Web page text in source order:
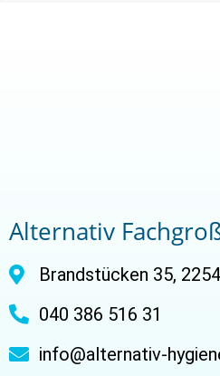
Alternativ
Brandstücken 35,
040 386 516 31
info@alternativ-